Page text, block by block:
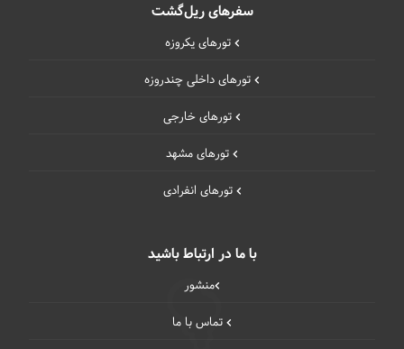
سفرهای ریل‌گشت
تورهای یکروزه
تورهای داخلی چند‌روزه
تورهای خارجی
تورهای مشهد
تورهای انفرادی
با ما در ارتباط باشید
منشور
تماس با ما